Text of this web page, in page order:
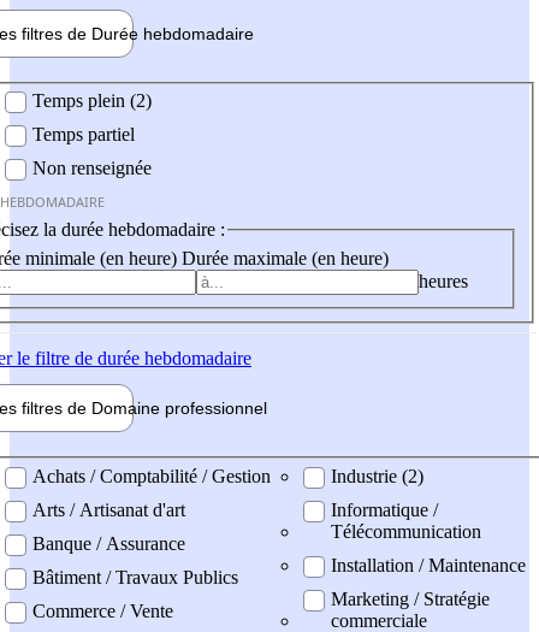
filtres de Durée hebdomadaire
Temps plein (2)
Temps partiel
Non renseignée
la durée hebdomadaire :
minimale (en heure) Durée maximale (en heure)
heures
le filtre de durée hebdomadaire
filtres de Domaine professionnel
professionel
Achats / Comptabilité / Gestion
Arts / Artisanat d'art
Banque / Assurance
Bâtiment / Travaux Publics
Commerce / Vente
Industrie (2)
Informatique /
Télécommunication
Installation / Maintenance
Marketing / Stratégie
commerciale